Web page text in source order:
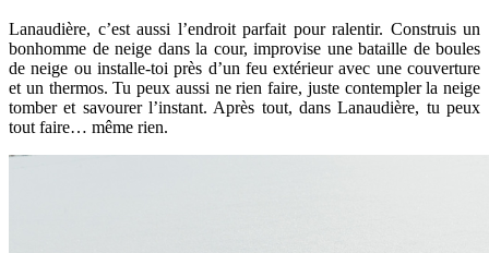
Lanaudière, c’est aussi l’endroit parfait pour ralentir. Construis un
bonhomme de neige dans la cour, improvise une bataille de boules
de neige ou installe-toi près d’un feu extérieur avec une couverture
et un thermos. Tu peux aussi ne rien faire, juste contempler la neige
tomber et savourer l’instant. Après tout, dans Lanaudière, tu peux
tout faire… même rien.